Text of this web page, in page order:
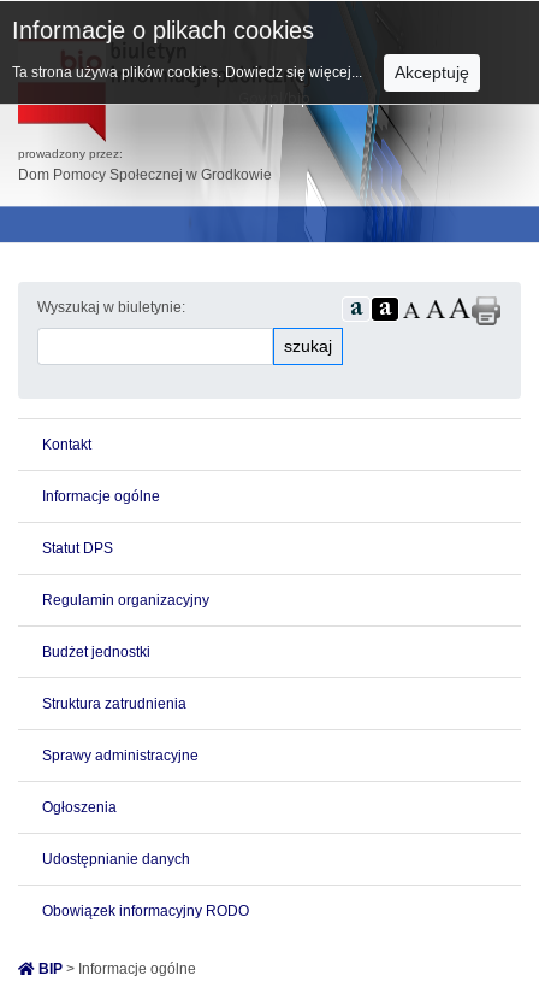
prowadzony przez:
Dom Pomocy Społecznej w Grodkowie
Wyszukaj w biuletynie:
szukaj
Kontakt
Informacje ogólne
Statut DPS
Regulamin organizacyjny
Budżet jednostki
Struktura zatrudnienia
Sprawy administracyjne
Ogłoszenia
Udostępnianie danych
Obowiązek informacyjny RODO
BIP > Informacje ogólne
Informacje o plikach cookies
Ta strona używa plików cookies. Dowiedz się więcej... Akceptuję